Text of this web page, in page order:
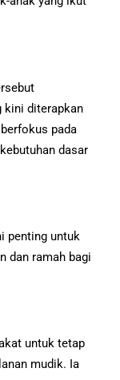
kini diterapkan
pada
dasar
penting untuk
dan ramah bagi
untuk tetap
mudik. Ia